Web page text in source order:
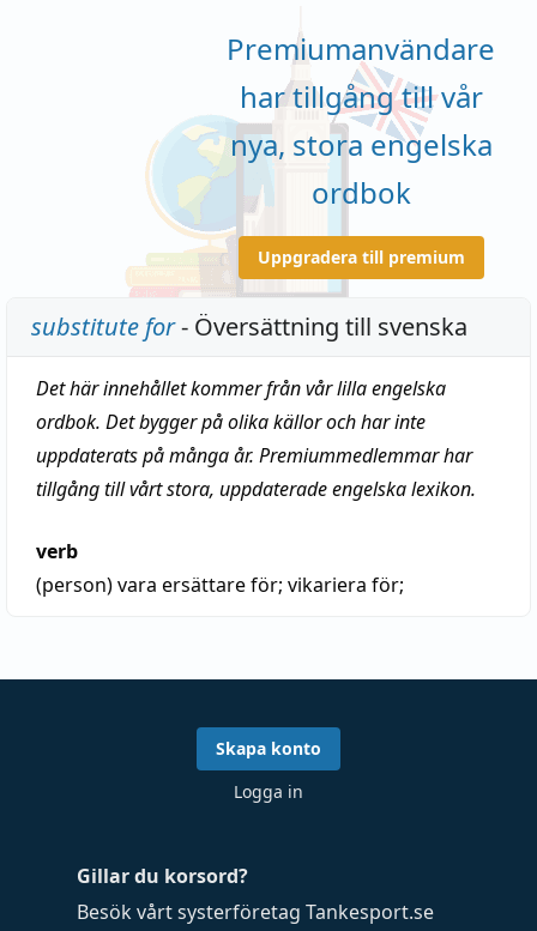
Premiumanvändare
har tillgång till vår
nya, stora engelska
ordbok
Uppgradera till premium
substitute for- Översättning till svenska
Det här innehållet kommer från vår lilla engelska
ordbok. Det bygger på olika källor och har inte
uppdaterats på många år. Premiummedlemmar har
tillgång till vårt stora, uppdaterade engelska lexikon.
verb
(person)vara ersättare för; vikariera för;
Gillar du korsord?
Besök vårt systerföretag Tankesport.se
Skapa konto
Logga in